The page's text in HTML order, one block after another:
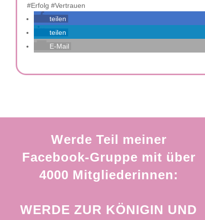
#Erfolg #Vertrauen
teilen
teilen
E-Mail
Werde Teil meiner
Facebook-Gruppe mit über
4000 Mitgliederinnen:
WERDE ZUR KÖNIGIN UND